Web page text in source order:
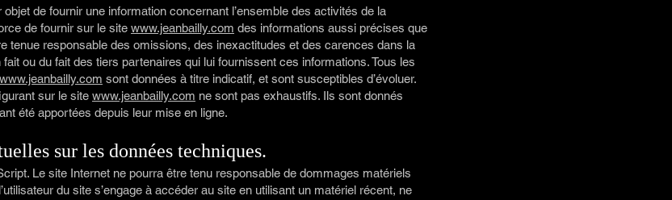
objet de fournir une information concernant l’ensemble des activités de la
de fournir sur le site www.jeanbailly.com des informations aussi précises que
tenue responsable des omissions, des inexactitudes et des carences dans la
fait ou du fait des tiers partenaires qui lui fournissent ces informations. Tous les
www.jeanbailly.com sont données à titre indicatif, et sont susceptibles d’évoluer.
sur le site www.jeanbailly.com ne sont pas exhaustifs. Ils sont donnés
été apportées depuis leur mise en ligne.
sur les données techniques.
Le site Internet ne pourra être tenu responsable de dommages matériels
du site s’engage à accéder au site en utilisant un matériel récent, ne